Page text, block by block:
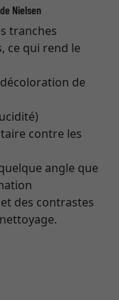
Nielsen
tranches
ce qui rend le
de
contre les
angle que
des contrastes